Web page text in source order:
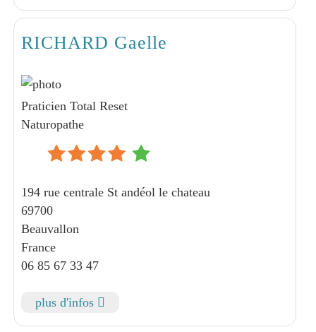
RICHARD Gaelle
Praticien Total Reset
Naturopathe
194 rue centrale St andéol le chateau
69700
Beauvallon
France
06 85 67 33 47
plus d'infos